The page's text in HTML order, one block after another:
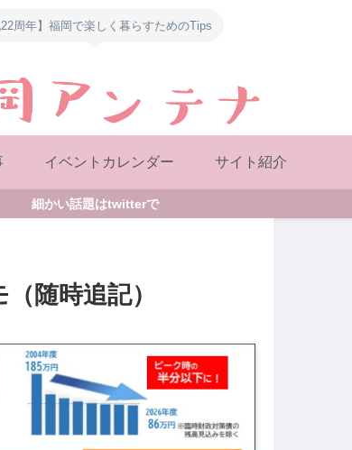
22周年】福岡で楽しく暮らすためのTips
イベントカレンダー サイト紹介
細かい話題はtwitterで
随時追記）